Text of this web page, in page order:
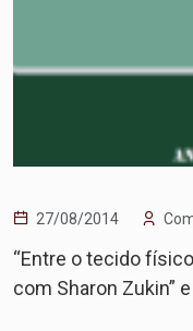
27/08/2014
“Entre o tecido
com Sharon Zukin”